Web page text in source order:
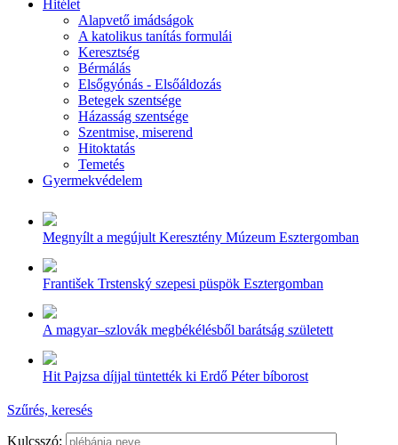
Hitélet
Alapvető imádságok
A katolikus tanítás formulái
Keresztség
Bérmálás
Elsőgyónás - Elsőáldozás
Betegek szentsége
Házasság szentsége
Szentmise, miserend
Hitoktatás
Temetés
Gyermekvédelem
Megnyílt a megújult Keresztény Múzeum Esztergomban
František Trstenský szepesi püspök Esztergomban
A magyar–szlovák megbékélésből barátság született
Hit Pajzsa díjjal tüntették ki Erdő Péter bíborost
Szűrés, keresés
Kulcsszó: